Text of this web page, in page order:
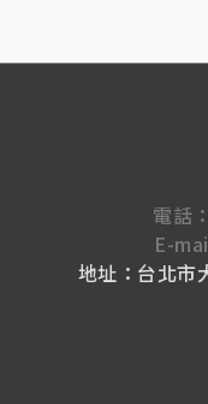
電話：
E-
地址：台北市